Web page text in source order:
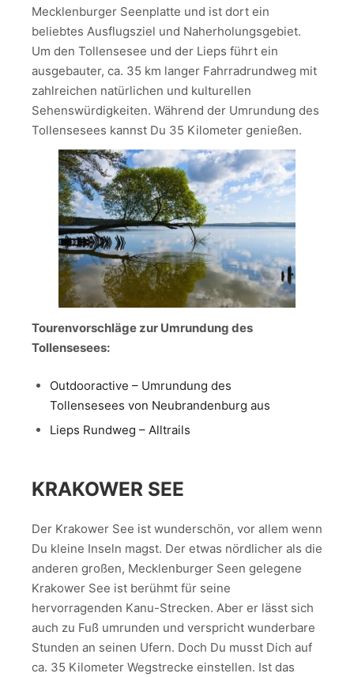
Mecklenburger Seenplatte und ist dort ein
beliebtes Ausflugsziel und Naherholungsgebiet.
Um den Tollensesee und der Lieps führt ein
ausgebauter, ca. 35 km langer Fahrradrundweg mit
zahlreichen natürlichen und kulturellen
Sehenswürdigkeiten. Während der Umrundung des
Tollensesees kannst Du 35 Kilometer genießen.
Tourenvorschläge zur Umrundung des
Tollensesees:
Outdooractive – Umrundung des
Tollensesees von Neubrandenburg aus
Lieps Rundweg – Alltrails
KRAKOWER SEE
Der Krakower See ist wunderschön, vor allem wenn
Du kleine Inseln magst. Der etwas nördlicher als die
anderen großen, Mecklenburger Seen gelegene
Krakower See ist berühmt für seine
hervorragenden Kanu-Strecken. Aber er lässt sich
auch zu Fuß umrunden und verspricht wunderbare
Stunden an seinen Ufern. Doch Du musst Dich auf
ca. 35 Kilometer Wegstrecke einstellen. Ist das